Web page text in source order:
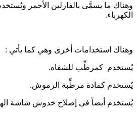
وهناك ما يسمَّى بالفازلين الأحمر
الكهرباء.
وهناك استخدامات أخرى وهي كما يأتي :
يُستخدم كمرطِّب للشفاه.
يُستخدم كمادة مرطِّبة الرموش.
يُستخدم أيضاً في إصلاح خدوش شاشة